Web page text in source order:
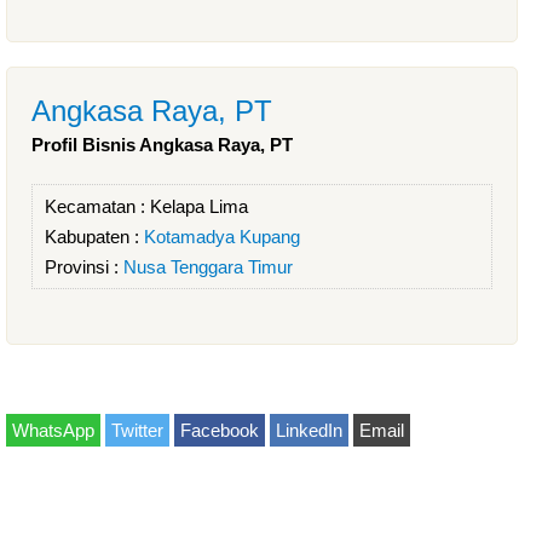
Angkasa Raya, PT
Profil Bisnis Angkasa Raya, PT
Kecamatan : Kelapa Lima
Kabupaten : Kotamadya Kupang
Provinsi : Nusa Tenggara Timur
WhatsApp Twitter Facebook LinkedIn Email